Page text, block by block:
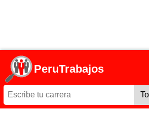
PeruTrabajos